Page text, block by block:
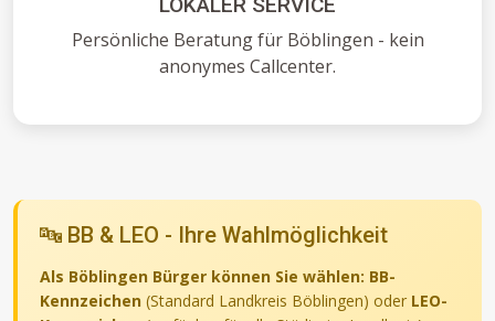
LOKALER SERVICE
Persönliche Beratung für Böblingen - kein
anonymes Callcenter.
🔤 BB & LEO - Ihre Wahlmöglichkeit
Als Böblingen Bürger können Sie wählen: BB-
Kennzeichen (Standard Landkreis Böblingen) oder LEO-